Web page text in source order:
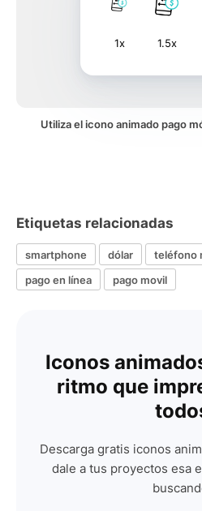
1x 1.5x
Utiliza el icono animado pago
Etiquetas relacionadas
smartphone dólar teléfono
pago en línea
pago movil
Iconos
ritmo que
Descarga gratis iconos
dale a tus proyectos esa